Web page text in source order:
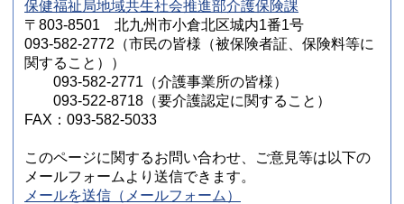
保健福祉局地域共生社会推進部介護保険課
〒803-8501 北九州市小倉北区城内1番1号
093-582-2772（市民の皆様（被保険者証、保険料等に
関すること））
093-582-2771（介護事業所の皆様）
093-522-8718（要介護認定に関すること）
FAX：093-582-5033
このページに関するお問い合わせ、ご意見等は以下の
メールフォームより送信できます。
メールを送信（メールフォーム）